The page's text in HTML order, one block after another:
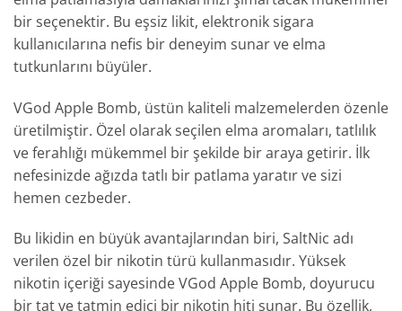
bir seçenektir. Bu eşsiz likit, elektronik sigara
kullanıcılarına nefis bir deneyim sunar ve elma
tutkunlarını büyüler.
VGod Apple Bomb, üstün kaliteli malzemelerden özenle
üretilmiştir. Özel olarak seçilen elma aromaları, tatlılık
ve ferahlığı mükemmel bir şekilde bir araya getirir. İlk
nefesinizde ağızda tatlı bir patlama yaratır ve sizi
hemen cezbeder.
Bu likidin en büyük avantajlarından biri, SaltNic adı
verilen özel bir nikotin türü kullanmasıdır. Yüksek
nikotin içeriği sayesinde VGod Apple Bomb, doyurucu
bir tat ve tatmin edici bir nikotin hiti sunar. Bu özellik,